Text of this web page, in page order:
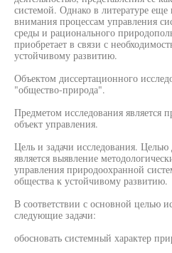
системой. Однако в литературе
внимания процессам управления
среды и рационального
приобретает в связи с
устойчивому развитию.
Объектом диссертационного
"общество-природа".
Предметом исследования является
объект управления.
Цель и задачи исследования. Целью
является выявление
управления природоохранной
общества к устойчивому развитию.
В соответствии с основной целью
следующие задачи:
обосновать системный характер